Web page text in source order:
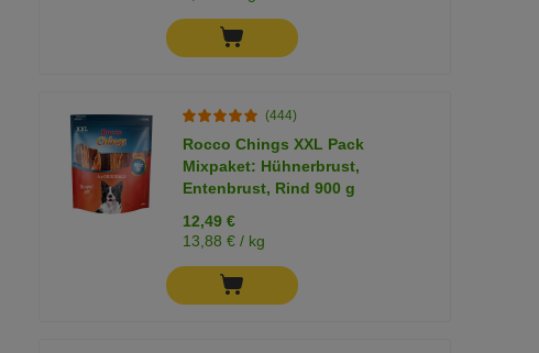
(444)
Rocco Chings XXL Pack
Mixpaket: Hühnerbrust,
Entenbrust, Rind 900 g
12,49 €
13,88 € / kg